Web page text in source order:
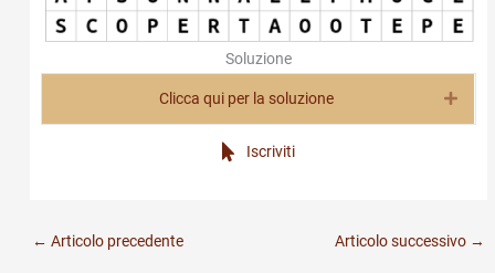
Soluzione
Clicca qui per la soluzione
Iscriviti
← Articolo precedente Articolo successivo →